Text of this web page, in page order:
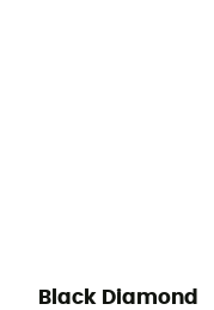
Black Diamond